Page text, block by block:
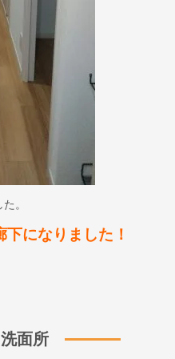
。
になりました！
面所